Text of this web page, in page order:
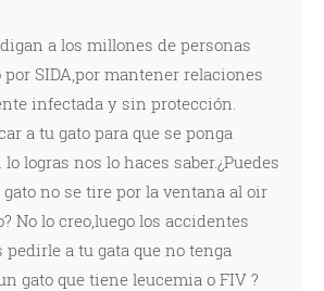
a los millones de personas
SIDA,por mantener relaciones
infectada y sin protección.
a tu gato para que se ponga
logras nos lo haces saber.¿Puedes
no se tire por la ventana al oir
No lo creo,luego los accidentes
pedirle a tu gata que no tenga
gato que tiene leucemia o FIV ?